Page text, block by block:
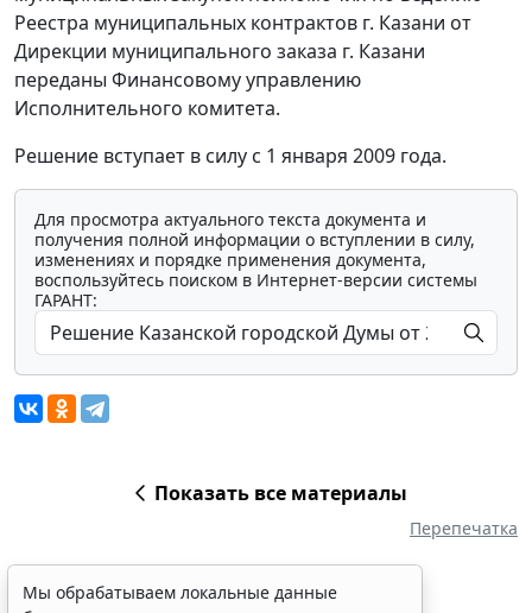
Реестра муниципальных контрактов г. Казани от
Дирекции муниципального заказа г. Казани
переданы Финансовому управлению
Исполнительного комитета.
Решение вступает в силу с 1 января 2009 года.
Для просмотра актуального текста документа и
получения полной информации о вступлении в силу,
изменениях и порядке применения документа,
воспользуйтесь поиском в Интернет-версии системы
ГАРАНТ:
Показать все материалы
Перепечатка
Мы обрабатываем локальные данные